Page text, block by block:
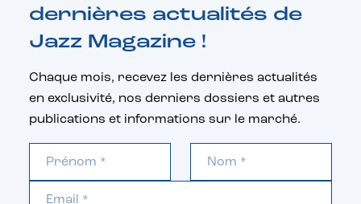
dernières actualités de
Jazz Magazine !
Chaque mois, recevez les dernières actualités
en exclusivité, nos derniers dossiers et autres
publications et informations sur le marché.